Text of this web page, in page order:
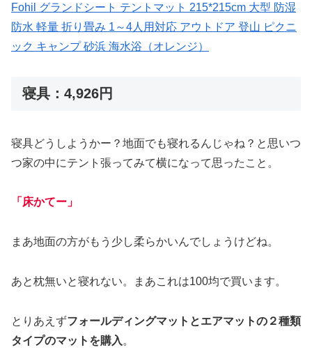
Fohil グランドシート テントマット 215*215cm 大型 防湿
防水 軽量 折り畳み 1～4人用対応 アウトドア 登山 ピクニ
ック キャンプ 砂浜 海水浴（オレンジ）
寝具：4,926円
寝具どうしようかー？地面でも寝れるんじゃね？と思いつ
つ家の中にテント張ってみて横になって思ったこと。
「床かてー」
まあ地面の方がもう少し柔らかいんでしょうけどね。
あと枕無いと寝れない。まあこれは100均で買います。
とりあえずフォールディングマットとエアマットの２種類
タイプのマットを購入 。